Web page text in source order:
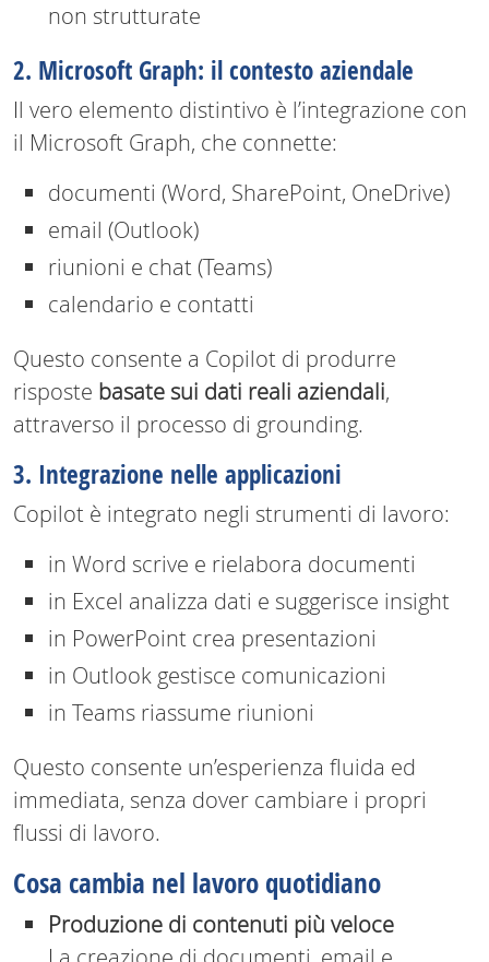
non strutturate
2. Microsoft Graph: il contesto aziendale
Il vero elemento distintivo è l’integrazione con
il Microsoft Graph, che connette:
documenti (Word, SharePoint, OneDrive)
email (Outlook)
riunioni e chat (Teams)
calendario e contatti
Questo consente a Copilot di produrre
risposte basate sui dati reali aziendali,
attraverso il processo di grounding.
3. Integrazione nelle applicazioni
Copilot è integrato negli strumenti di lavoro:
in Word scrive e rielabora documenti
in Excel analizza dati e suggerisce insight
in PowerPoint crea presentazioni
in Outlook gestisce comunicazioni
in Teams riassume riunioni
Questo consente un’esperienza fluida ed
immediata, senza dover cambiare i propri
flussi di lavoro.
Cosa cambia nel lavoro quotidiano
Produzione di contenuti più veloce